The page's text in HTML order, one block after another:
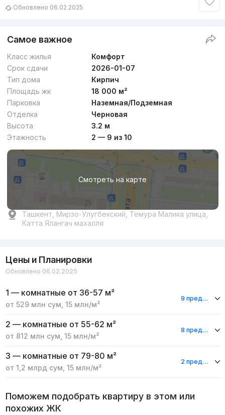
Обновлено 06.02.2025
Самое важное
Класс жилья
Комфорт
Срок сдачи
2026-01-07
Тип дома
Кирпич
Площадь жк
18 000 м²
Парковка
Наземная/Подземная
Отделка
Черновая
Высота
3.2 м
Этажность
2 — 9 из 10
Смотреть на карте
Ташкент, Мирзо-Улугбекский, Темура Малика улица,
Катта Ялангач махалля
Цены и Планировки
Обновлено 06.02.2025
1 — комнатные от 36-57 м²
от 529 млн сум 15 млн/м²
9 предложений
2 — комнатные от 55-62 м²
от 812 млн сум 15 млн/м²
8 предложений
3 — комнатные от 79-80 м²
от 1,2 млрд сум 15 млн/м²
2 предложения
Поможем подобрать квартиру в этом или
похожих ЖК